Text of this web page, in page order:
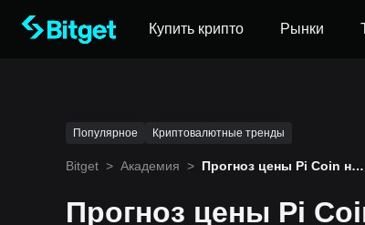
Купить крипто Рынки
Популярное Криптовалютные тренды
Bitget > Академия > Прогноз цены Pi Coin на
осле разблокировки 190
Прогноз цены Pi